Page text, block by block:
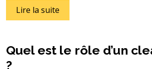
Lire la suite
Quel est le rôle d’un
?